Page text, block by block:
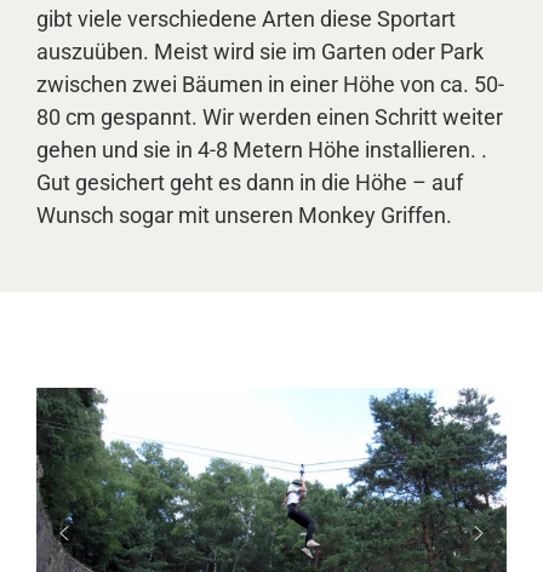
gibt viele verschiedene Arten diese Sportart
auszuüben. Meist wird sie im Garten oder Park
zwischen zwei Bäumen in einer Höhe von ca. 50-
80 cm gespannt. Wir werden einen Schritt weiter
gehen und sie in 4-8 Metern Höhe installieren. .
Gut gesichert geht es dann in die Höhe – auf
Wunsch sogar mit unseren Monkey Griffen.